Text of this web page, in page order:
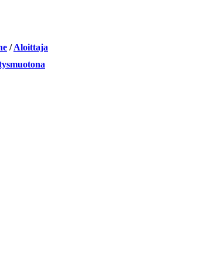
/Aloittaja